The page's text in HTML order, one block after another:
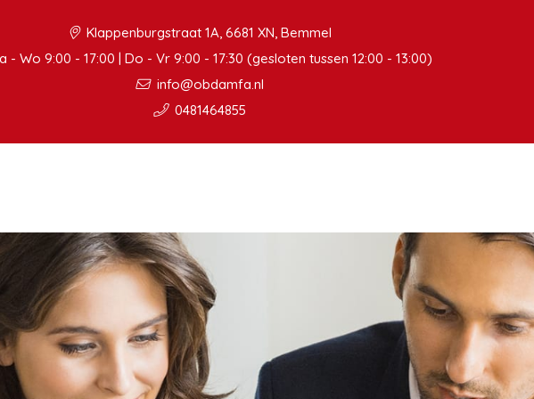
Klappenburgstraat 1A, 6681 XN, Bemmel
- Wo 9:00 - 17:00 | Do - Vr 9:00 - 17:30 (gesloten tussen 12:00 - 13:00)
info@obdamfa.nl
0481464855